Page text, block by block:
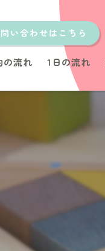
い合わせはこちら
の流れ 1日の流れ